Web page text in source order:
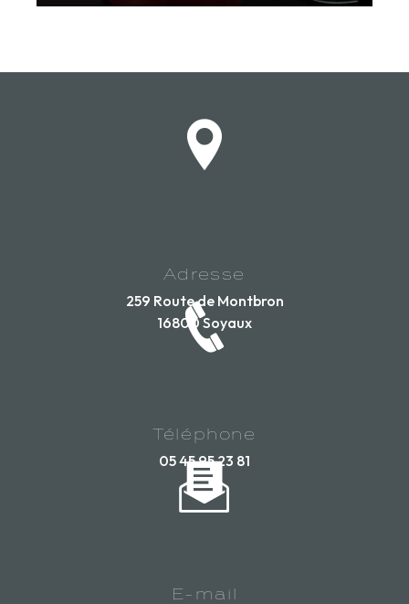
Adresse
259 Route de Montbron
16800 Soyaux
Téléphone
05 45 95 23 81
E-mail